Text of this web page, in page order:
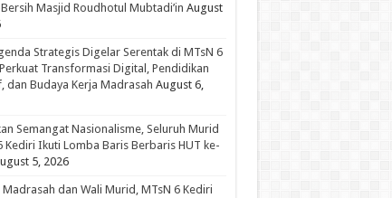
Masjid Roudhotul Mubtadi’in August
Strategis Digelar Serentak di MTsN 6
Transformasi Digital, Pendidikan
dan Budaya Kerja Madrasah August 6,
Semangat Nasionalisme, Seluruh Murid
Kediri Ikuti Lomba Baris Berbaris HUT ke-
5, 2026
dan Wali Murid, MTsN 6 Kediri